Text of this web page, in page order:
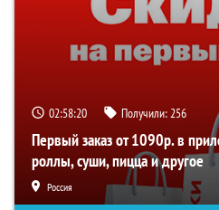
02:58:19 Получили:256
Первый заказ от 1090р. в
роллы, суши, пицца и другое
Россия